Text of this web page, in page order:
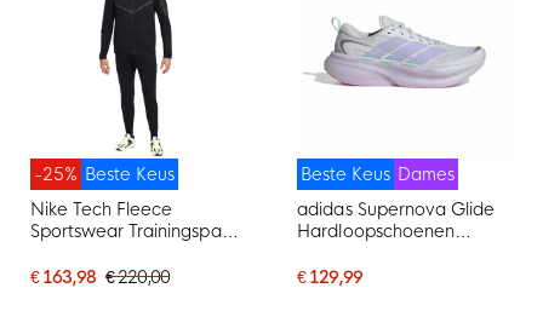
Beste Keus
-25%
Nike Tech Fleece
Sportswear Trainingspak
€ 163,98 € 220,00
Beste Keus Dames
adidas Supernova Glide
Hardloopschoenen
Mintgroen
€ 129,99